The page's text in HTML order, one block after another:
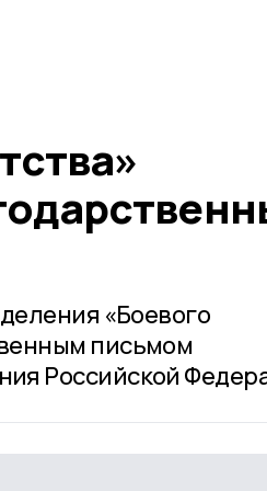
«Боевого
письмом
Российской